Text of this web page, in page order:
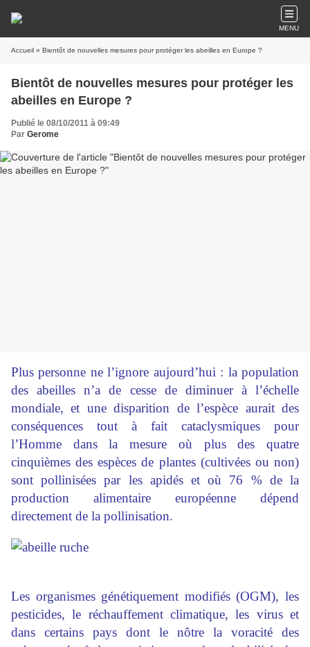
MENU
Accueil » Bientôt de nouvelles mesures pour protéger les abeilles en Europe ?
Bientôt de nouvelles mesures pour protéger les
abeilles en Europe ?
Publié le 08/10/2011 à 09:49
Par Gerome
Plus personne ne l’ignore aujourd’hui : la population
des abeilles n’a de cesse de diminuer à l’échelle
mondiale, et une disparition de l’espèce aurait des
conséquences tout à fait cataclysmiques pour
l’Homme dans la mesure où plus des quatre
cinquièmes des espèces de plantes (cultivées ou non)
sont pollinisées par les apidés et où 76 % de la
production alimentaire européenne dépend
directement de la pollinisation.
Les organismes génétiquement modifiés (OGM), les
pesticides, le réchauffement climatique, les virus et
dans certains pays dont le nôtre la voracité des